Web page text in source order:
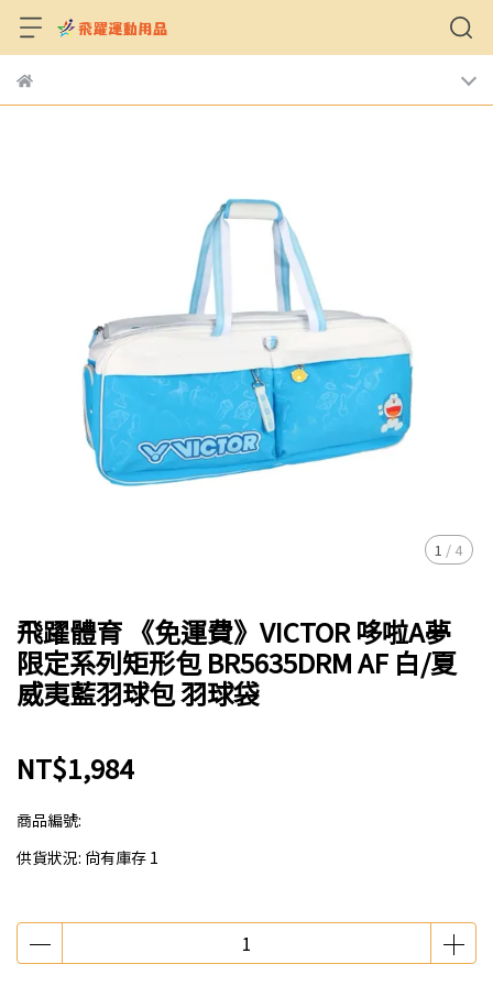
1 / 4
飛躍體育 《免運費》VICTOR 哆啦A夢
限定系列矩形包 BR5635DRM AF 白/夏
威夷藍羽球包 羽球袋
NT$1,984
商品編號:
供貨狀況: 尚有庫存 1